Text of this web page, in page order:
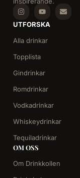
UTFORSKA
Alla drinkar
Topplista
Gindrinkar
Romdrinkar
Vodkadrinkar
Whiskeydrinkar
Tequiladrinkar
OM OSS
Om Drinkkollen